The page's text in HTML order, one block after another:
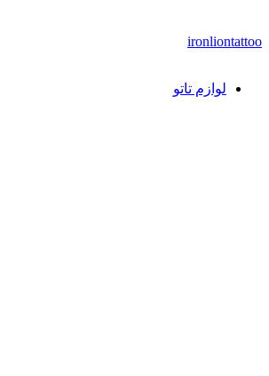
ironliontattoo
لوازم تاتو